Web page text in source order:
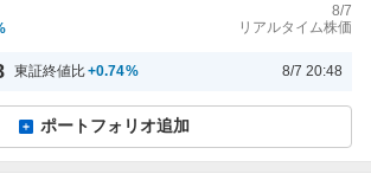
8/7
リアルタイム株価
東証終値比+0.74% 8/7 20:48
ポートフォリオ追加